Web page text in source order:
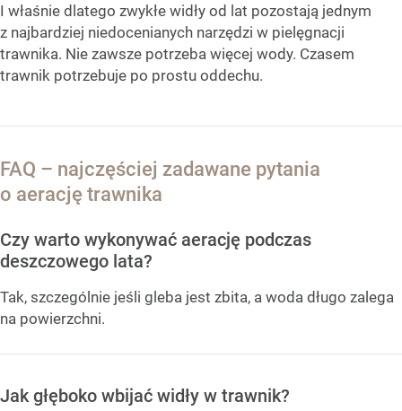
I właśnie dlatego zwykłe widły od lat pozostają jednym
z najbardziej niedocenianych narzędzi w pielęgnacji
trawnika. Nie zawsze potrzeba więcej wody. Czasem
trawnik potrzebuje po prostu oddechu.
FAQ – najczęściej zadawane pytania
o aerację trawnika
Czy warto wykonywać aerację podczas
deszczowego lata?
Tak, szczególnie jeśli gleba jest zbita, a woda długo zalega
na powierzchni.
Jak głęboko wbijać widły w trawnik?